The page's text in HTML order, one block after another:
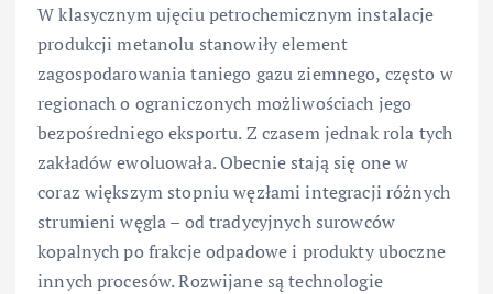
W klasycznym ujęciu petrochemicznym instalacje
produkcji metanolu stanowiły element
zagospodarowania taniego gazu ziemnego, często w
regionach o ograniczonych możliwościach jego
bezpośredniego eksportu. Z czasem jednak rola tych
zakładów ewoluowała. Obecnie stają się one w
coraz większym stopniu węzłami integracji różnych
strumieni węgla – od tradycyjnych surowców
kopalnych po frakcje odpadowe i produkty uboczne
innych procesów. Rozwijane są technologie